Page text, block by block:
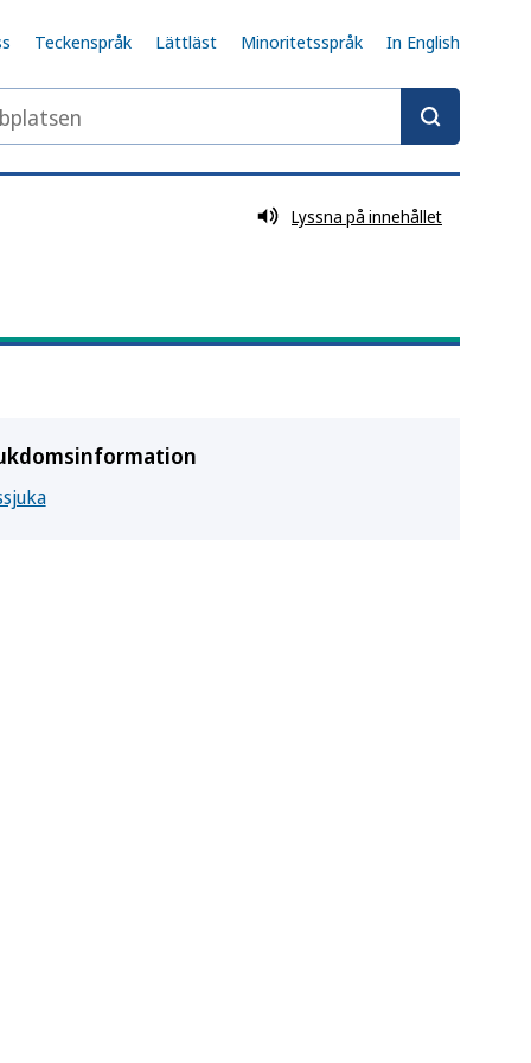
Teckenspråk Lättläst Minoritetsspråk In English
Lyssna på innehållet